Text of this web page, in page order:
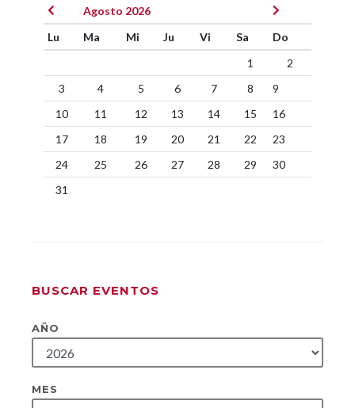
Agosto 2026
Lu
Ma Mi Ju Vi Sa
Do
1
2
3
4 5 6 7 8
9
10
11 12 13 14 15
16
17
18 19 20 21 22
23
24
25 26 27 28 29
30
31
BUSCAR EVENTOS
AÑO
MES